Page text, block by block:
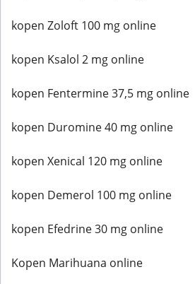
kopen Zoloft 100 mg online
kopen Ksalol 2 mg online
kopen Fentermine 37,5 mg online
kopen Duromine 40 mg online
kopen Xenical 120 mg online
kopen Demerol 100 mg online
kopen Efedrine 30 mg online
Kopen Marihuana online